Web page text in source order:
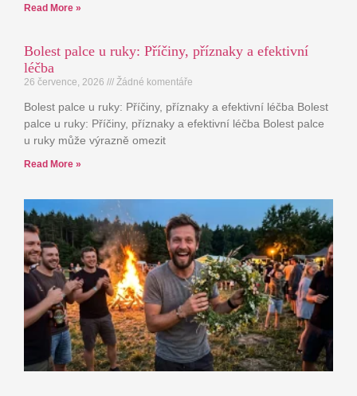
Read More »
Bolest palce u ruky: Příčiny, příznaky a efektivní
léčba
26 července, 2026 Žádné komentáře
Bolest palce u ruky: Příčiny, příznaky a efektivní léčba Bolest
palce u ruky: Příčiny, příznaky a efektivní léčba Bolest palce
u ruky může výrazně omezit
Read More »